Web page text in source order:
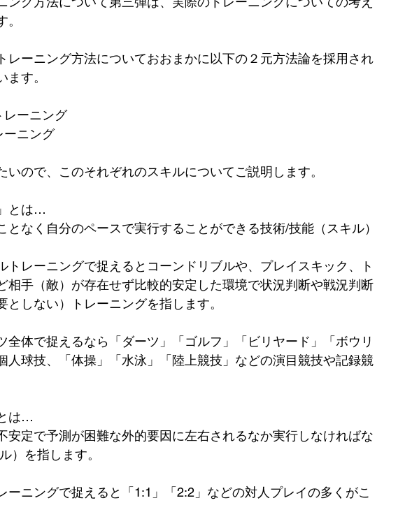
レーニング方法についておおまかに以下の２元方法論を採用され
す。
レーニング
ーニング
いので、このそれぞれのスキルについてご説明します。
とは…
となく自分のペースで実行することができる技術/技能（スキル）
トレーニングで捉えるとコーンドリブルや、プレイスキック、ト
相手（敵）が存在せず比較的安定した環境で状況判断や戦況判断
としない）トレーニングを指します。
全体で捉えるなら「ダーツ」「ゴルフ」「ビリヤード」「ボウリ
人球技、「体操」「水泳」「陸上競技」などの演目競技や記録競
は…
安定で予測が困難な外的要因に左右されるなか実行しなければな
）を指します。
ーニングで捉えると「1:1」「2:2」などの対人プレイの多くがこ